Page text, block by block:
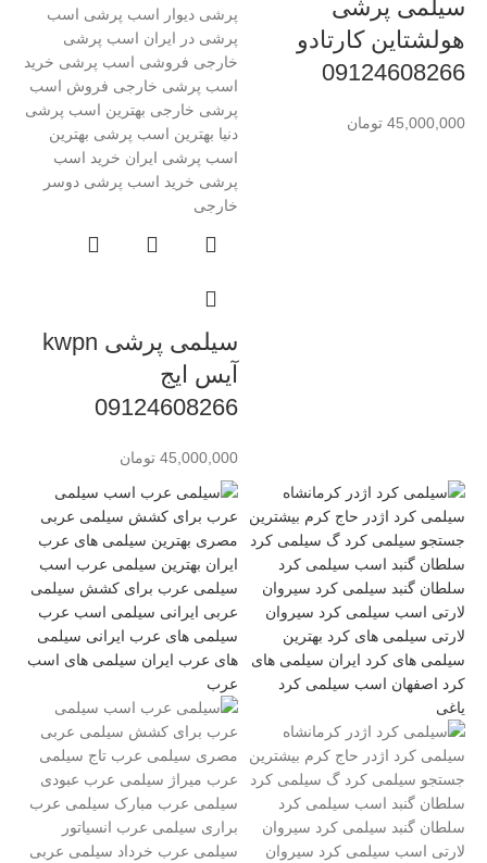
سیلمی پرشی
هولشتاین کارتادو
09124608266
45,000,000 تومان
سیلمی پرشی kwpn
آیس ایج
09124608266
45,000,000 تومان